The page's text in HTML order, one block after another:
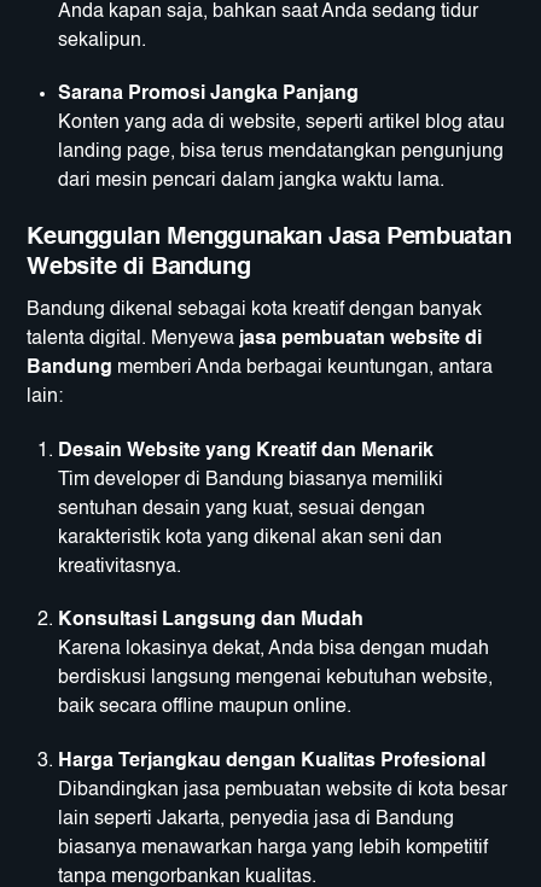
Anda kapan saja, bahkan saat Anda sedang tidur
sekalipun.
Sarana Promosi Jangka Panjang
Konten yang ada di website, seperti artikel blog atau
landing page, bisa terus mendatangkan pengunjung
dari mesin pencari dalam jangka waktu lama.
Keunggulan Menggunakan Jasa Pembuatan
Website di Bandung
Bandung dikenal sebagai kota kreatif dengan banyak
talenta digital. Menyewa jasa pembuatan website di
Bandung memberi Anda berbagai keuntungan, antara
lain:
Desain Website yang Kreatif dan Menarik
Tim developer di Bandung biasanya memiliki
sentuhan desain yang kuat, sesuai dengan
karakteristik kota yang dikenal akan seni dan
kreativitasnya.
Konsultasi Langsung dan Mudah
Karena lokasinya dekat, Anda bisa dengan mudah
berdiskusi langsung mengenai kebutuhan website,
baik secara offline maupun online.
Harga Terjangkau dengan Kualitas Profesional
Dibandingkan jasa pembuatan website di kota besar
lain seperti Jakarta, penyedia jasa di Bandung
biasanya menawarkan harga yang lebih kompetitif
tanpa mengorbankan kualitas.